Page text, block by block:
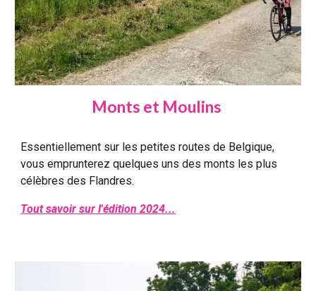
Monts et Moulins
Essentiellement sur les petites routes de Belgique,
vous emprunterez quelques uns des monts les plus
célèbres des Flandres.
Tout savoir sur l'édition 2024...